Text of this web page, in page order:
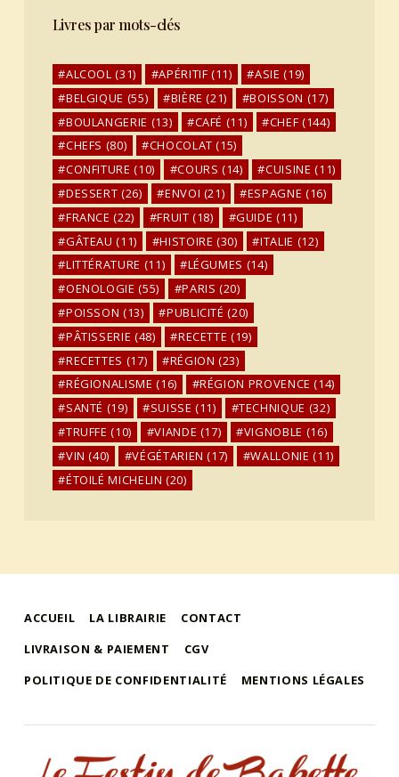
Livres par mots-clés
ALCOOL (31) APÉRITIF (11) ASIE (19)
BELGIQUE (55) BIÈRE (21) BOISSON (17)
BOULANGERIE (13) CAFÉ (11) CHEF (144)
CHEFS (80) CHOCOLAT (15)
CONFITURE (10) COURS (14) CUISINE (11)
DESSERT (26) ENVOI (21) ESPAGNE (16)
FRANCE (22) FRUIT (18) GUIDE (11)
GÂTEAU (11) HISTOIRE (30) ITALIE (12)
LITTÉRATURE (11) LÉGUMES (14)
OENOLOGIE (55) PARIS (20)
POISSON (13) PUBLICITÉ (20)
PÂTISSERIE (48) RECETTE (19)
RECETTES (17) RÉGION (23)
RÉGIONALISME (16) RÉGION PROVENCE (14)
SANTÉ (19) SUISSE (11) TECHNIQUE (32)
TRUFFE (10) VIANDE (17) VIGNOBLE (16)
VIN (40) VÉGÉTARIEN (17) WALLONIE (11)
ÉTOILÉ MICHELIN (20)
ACCUEIL LA LIBRAIRIE
CONTACT
LIVRAISON & PAIEMENT
CGV
POLITIQUE DE CONFIDENTIALITÉ
MENTIONS LÉGALES